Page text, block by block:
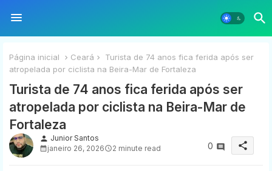
Página inicial Ceará
Turista de 74 anos fica ferida após ser
atropelada por ciclista na Beira-Mar de Fortaleza
Turista de 74 anos fica ferida após ser
atropelada por ciclista na Beira-Mar de
Fortaleza
person Junior Santos
janeiro 26, 2026
2 minute read 0 share